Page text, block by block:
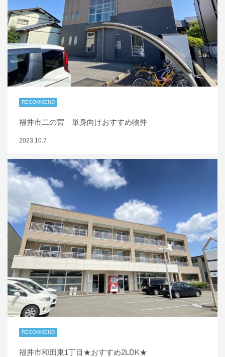
RECOMMEND
福井市二の宮 単身向けおすすめ物件
2023.10.7
RECOMMEND
福井市和田東1丁目★おすすめ2LDK★